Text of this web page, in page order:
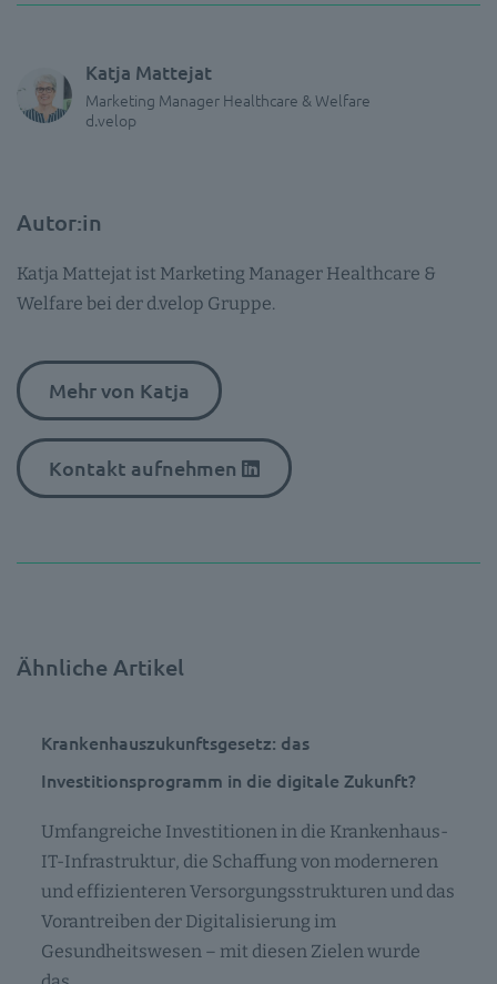
Autor:in
Katja Mattejat ist Marketing Manager Healthcare &
Welfare bei der d.velop Gruppe.
Mehr von Katja
Kontakt aufnehmen
Katja Mattejat
Marketing Manager Healthcare & Welfare
d.velop
Ähnliche Artikel
Krankenhauszukunftsgesetz: das
Investitionsprogramm in die digitale Zukunft?
Umfangreiche Investitionen in die Krankenhaus-
IT-Infrastruktur, die Schaffung von moderneren
und effizienteren Versorgungsstrukturen und das
Vorantreiben der Digitalisierung im
Gesundheitswesen – mit diesen Zielen wurde